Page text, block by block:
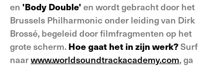
en 'Body Double' en wordt gebracht door het
Brussels Philharmonic onder leiding van Dirk
Brossé, begeleid door filmfragmenten op het
grote scherm. Hoe gaat het in zijn werk?Surf
naarwww.worldsoundtrackacademy.com, ga